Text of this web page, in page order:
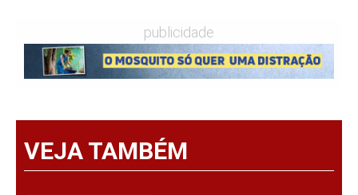
publicidade
VEJA TAMBÉM